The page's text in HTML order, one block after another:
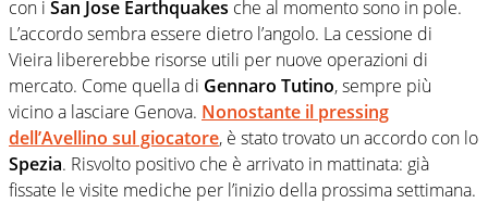
con i San Jose Earthquakes che al momento sono in pole.
L’accordo sembra essere dietro l’angolo. La cessione di
Vieira libererebbe risorse utili per nuove operazioni di
mercato. Come quella di Gennaro Tutino, sempre più
vicino a lasciare Genova. Nonostante il pressing
dell’Avellino sul giocatore, è stato trovato un accordo con lo
Spezia. Risvolto positivo che è arrivato in mattinata: già
fissate le visite mediche per l’inizio della prossima settimana.